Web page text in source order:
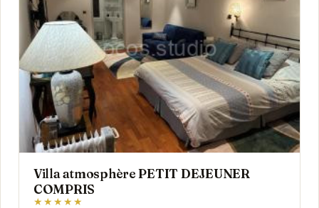
Villa atmosphère PETIT DEJEUNER
COMPRIS
★★★★★